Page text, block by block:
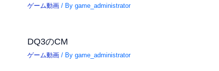
ゲーム動画 / Bygame_administrator
DQ3のCM
ゲーム動画 / Bygame_administrator